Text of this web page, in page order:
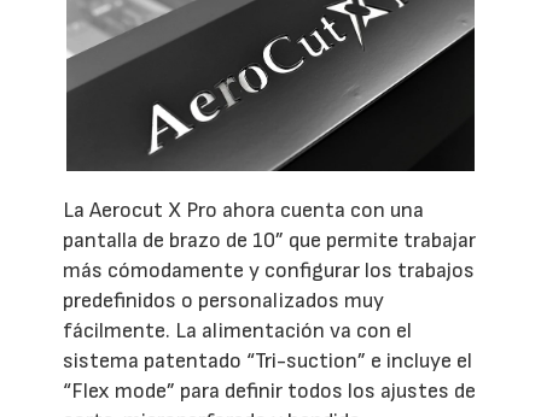
La Aerocut X Pro ahora cuenta con una
pantalla de brazo de 10” que permite trabajar
más cómodamente y configurar los trabajos
predefinidos o personalizados muy
fácilmente. La alimentación va con el
sistema patentado “Tri-suction” e incluye el
“Flex mode” para definir todos los ajustes de